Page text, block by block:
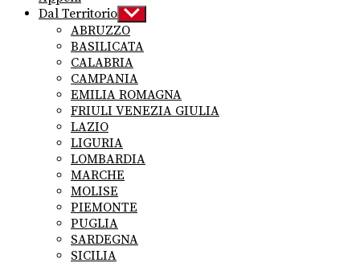
Dal Territorio Show
sub
menu
ABRUZZO
BASILICATA
CALABRIA
CAMPANIA
EMILIA ROMAGNA
FRIULI VENEZIA GIULIA
LAZIO
LIGURIA
LOMBARDIA
MARCHE
MOLISE
PIEMONTE
PUGLIA
SARDEGNA
SICILIA